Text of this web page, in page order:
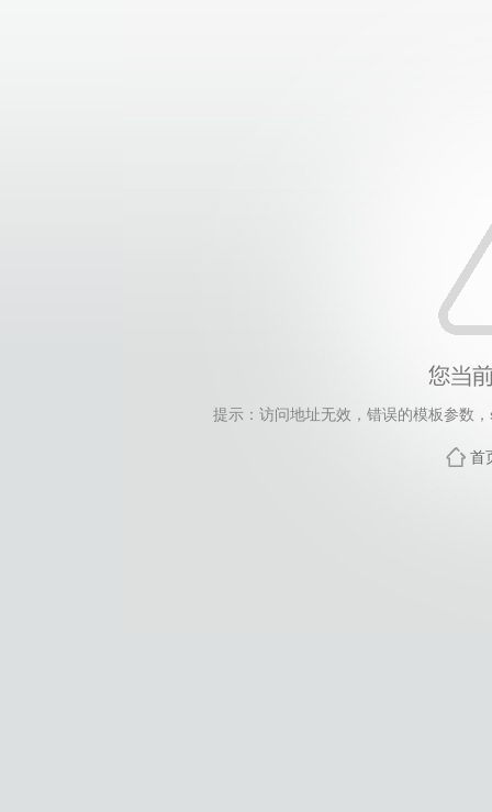
提示：访问地址无效，错误的模板参数
首